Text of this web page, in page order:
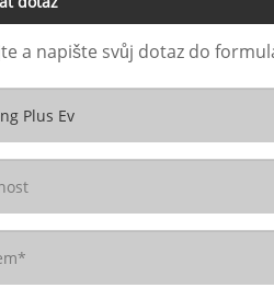
a napište svůj dotaz do